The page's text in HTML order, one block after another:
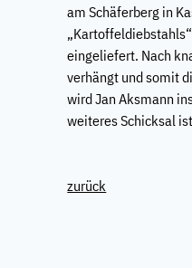
am Schäferberg in
eingeliefert. Nach
verhängt und somit
wird Jan Aksmann
weiteres Schicksal
zurück